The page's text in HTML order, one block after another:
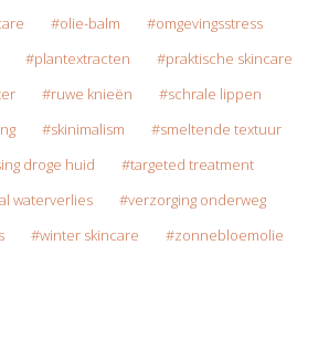
olie-balm
omgevingsstress
plantextracten
praktische skincare
ruwe knieën
schrale lippen
skinimalism
smeltende textuur
droge huid
targeted treatment
waterverlies
verzorging onderweg
winter skincare zonnebloemolie